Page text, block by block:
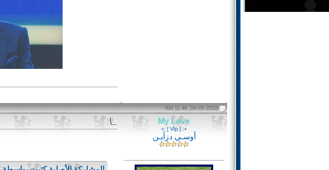
09-05-2018, 11:46 AM
My Love
+: [ VIp ] :+
أوسـي دزآيـن